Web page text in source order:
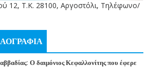
12, Τ.Κ. 28100, Αργοστόλι, Τηλέφωνο/
Ο δαιμόνιος Κεφαλλονίτης που έφερε